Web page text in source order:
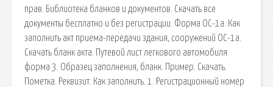
прав. Библиотека бланков и документов. Скачать все
документы бесплатно и без регистрации. Форма ОС-1а. Как
заполнить акт приема-передачи здания, сооружений ОС-1а.
Скачать бланк акта. Путевой лист легкового автомобиля
форма 3. Образец заполнения, бланк. Пример. Скачать.
Пометка. Реквизит. Как заполнить. 1. Регистрационный номер